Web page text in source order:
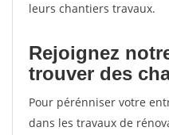
leurs chantiers travaux.
Rejoignez
trouver des
Pour pérénniser votre
dans les travaux de